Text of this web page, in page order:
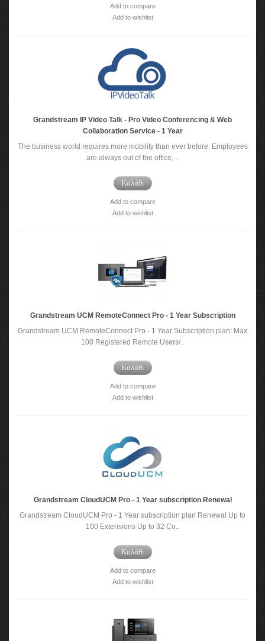
Add to compare
Add to wishlist
Grandstream IP Video Talk - Pro Video Conferencing & Web
Collaboration Service - 1 Year
The business world requires more mobility than ever before. Employees
are always out of the office, ..
Καλάθι
Add to compare
Add to wishlist
Grandstream UCM RemoteConnect Pro - 1 Year Subscription
Grandstream UCM RemoteConnect Pro - 1 Year Subscription plan: Max
100 Registered Remote Users/..
Καλάθι
Add to compare
Add to wishlist
Grandstream CloudUCM Pro - 1 Year subscription Renewal
Grandstream CloudUCM Pro - 1 Year subscription plan Renewal Up to
100 Extensions Up to 32 Co..
Καλάθι
Add to compare
Add to wishlist